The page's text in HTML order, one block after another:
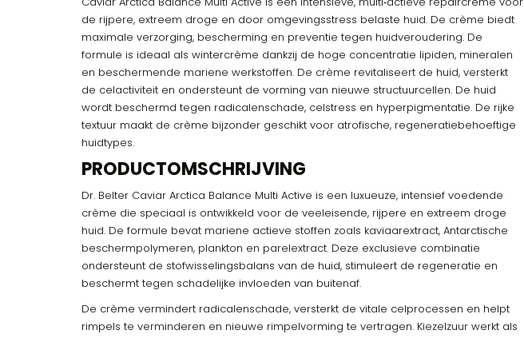
de rijpere, extreem droge en door omgevingsstress belaste huid. De crème biedt
maximale verzorging, bescherming en preventie tegen huidveroudering. De
formule is ideaal als wintercrème dankzij de hoge concentratie lipiden, mineralen
en beschermende mariene werkstoffen. De crème revitaliseert de huid, versterkt
de celactiviteit en ondersteunt de vorming van nieuwe structuurcellen. De huid
wordt beschermd tegen radicalenschade, celstress en hyperpigmentatie. De rijke
textuur maakt de crème bijzonder geschikt voor atrofische, regeneratiebehoeftige
huidtypes.
PRODUCTOMSCHRIJVING
Dr. Belter Caviar Arctica Balance Multi Active is een luxueuze, intensief voedende
crème die speciaal is ontwikkeld voor de veeleisende, rijpere en extreem droge
huid. De formule bevat mariene actieve stoffen zoals kaviaarextract, Antarctische
beschermpolymeren, plankton en parelextract. Deze exclusieve combinatie
ondersteunt de stofwisselingsbalans van de huid, stimuleert de regeneratie en
beschermt tegen schadelijke invloeden van buitenaf.
De crème vermindert radicalenschade, versterkt de vitale celprocessen en helpt
rimpels te verminderen en nieuwe rimpelvorming te vertragen. Kiezelzuur werkt als